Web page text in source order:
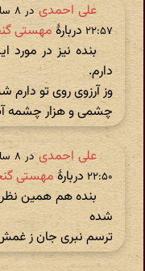
علی احمدی
۲۲:۵۷ دربارهٔمهستی
بنده نیز در مورد
دارم.
وز آرزوی روی تو دارم
چشمی و هزار چشمه
علی احمدی
۲۲:۵۰دربارهٔ مهستی
بنده هم همین نظر
شده
ترسم نبری جان ز